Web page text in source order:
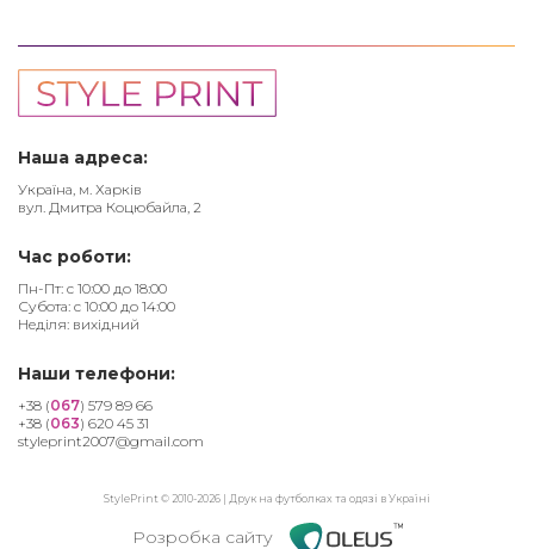
Наша адреса:
Україна, м. Харків
вул. Дмитра Коцюбайла, 2
Час роботи:
Пн-Пт: с 10:00 до 18:00
Субота: с 10:00 до 14:00
Неділя: вихідний
Наши телефони:
+38 (067) 579 89 66
+38 (063) 620 45 31
styleprint2007@gmail.com
StylePrint © 2010-2026 | Друк на футболках та одязі в Україні
Розробка сайту